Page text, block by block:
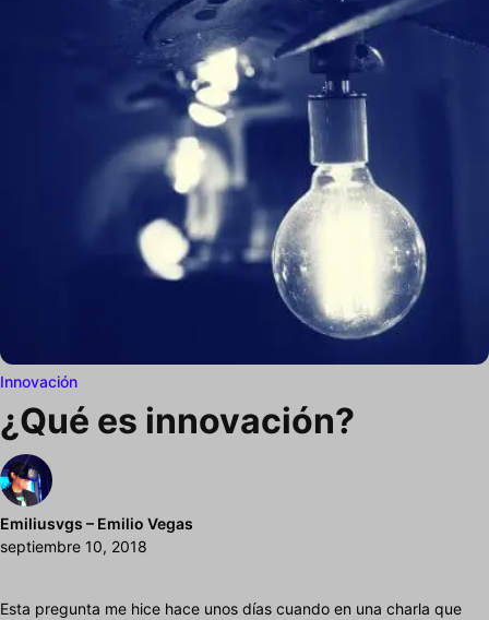
Innovación
¿Qué es innovación?
Emiliusvgs – Emilio Vegas
septiembre 10, 2018
Esta pregunta me hice hace unos días cuando en una charla que